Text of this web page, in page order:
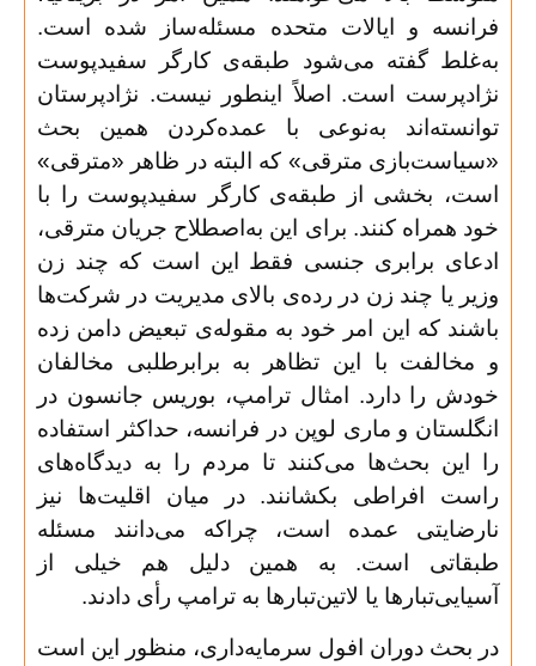
فرانسه و ایالات متحده مسئله‌ساز شده است.
به‌غلط گفته می‌شود طبقه‌ی کارگر سفیدپوست
نژادپرست است. اصلاً اینطور نیست. نژادپرستان
توانسته‌اند به‌نوعی با عمده‌کردن همین بحث
«سیاست‌بازی مترقی» که البته در ظاهر «مترقی»
است، بخشی از طبقه‌ی کارگر سفیدپوست را با
خود همراه کنند. برای این به‌اصطلاح جریان مترقی،
ادعای برابری جنسی فقط این است که چند زن
وزیر یا چند زن در رده‌ی بالای مدیریت در شرکت‌ها
باشند که این امر خود به مقوله‌ی تبعیض دامن زده
و مخالفت با این تظاهر به برابرطلبی مخالفان
خودش را دارد. امثال ترامپ، بوریس جانسون در
انگلستان و ماری لوپن در فرانسه، حداکثر استفاده
را این بحث‌ها می‌کنند تا مردم را به دیدگاه‌های
راست افراطی بکشانند. در میان اقلیت‌ها نیز
نارضایتی عمده است، چراکه می‌دانند مسئله
طبقاتی است. به همین دلیل هم خیلی از
آسیایی‌تبارها یا لاتین‌تبارها به ترامپ رأی دادند.
در بحث دوران افول سرمایه‌داری، منظور این است